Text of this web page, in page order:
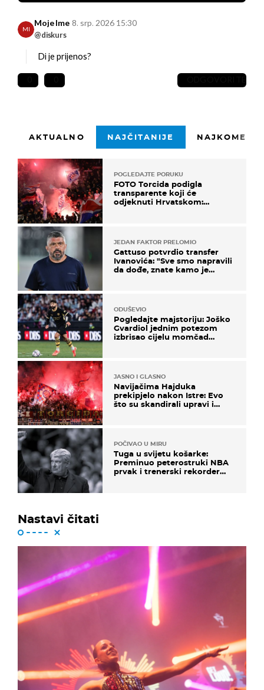
MI
Moje Ime
@diskurs
8. srp. 2026 15:30
Di je prijenos?
AKTUALNO NAJČITANIJE
POGLEDAJTE PORUKU
FOTO Torcida podigla
transparente koji će
odjeknuti Hrvatskom:
JEDAN FAKTOR PRELOMIO
Gattuso potvrdio transfer
Ivanovića: "Sve smo napravili
da dođe, znate kamo je
ODUŠEVIO
Pogledajte majstoriju: Joško
Gvardiol jednim potezom
izbrisao cijelu momčad
JASNO I GLASNO
Navijačima Hajduka
prekipjelo nakon Istre: Evo
što su skandirali upravi i
POČIVAO U MIRU
Tuga u svijetu košarke:
Preminuo peterostruki NBA
prvak i trenerski rekorder
Nastavi čitati